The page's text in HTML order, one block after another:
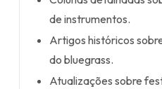
de instrumentos.
Artigos históricos
do bluegrass.
Atualizações sobre